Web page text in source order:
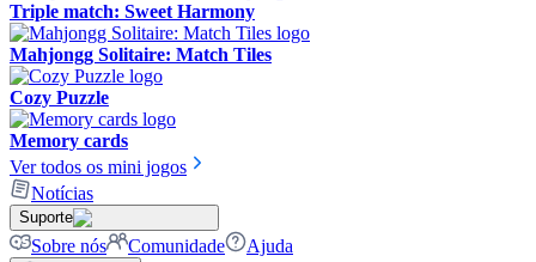
Triple match: Sweet Harmony
Mahjongg Solitaire: Match Tiles
Cozy Puzzle
Memory cards
Ver todos os mini jogos
Notícias
Suporte
Sobre nós Comunidade Ajuda